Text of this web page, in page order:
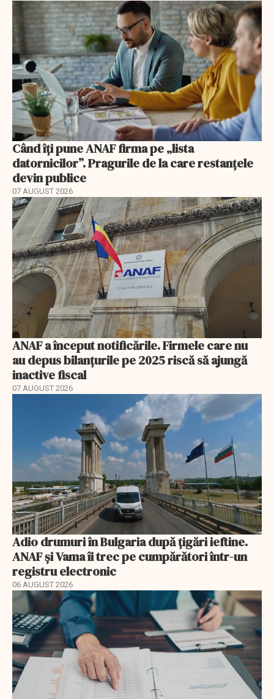
Când îți pune ANAF firma pe „lista
datornicilor”. Pragurile de la care restanțele
devin publice
07 AUGUST 2026
ANAF a început notificările. Firmele care nu
au depus bilanțurile pe 2025 riscă să ajungă
inactive fiscal
07 AUGUST 2026
Adio drumuri în Bulgaria după țigări ieftine.
ANAF și Vama îi trec pe cumpărători într-un
registru electronic
06 AUGUST 2026